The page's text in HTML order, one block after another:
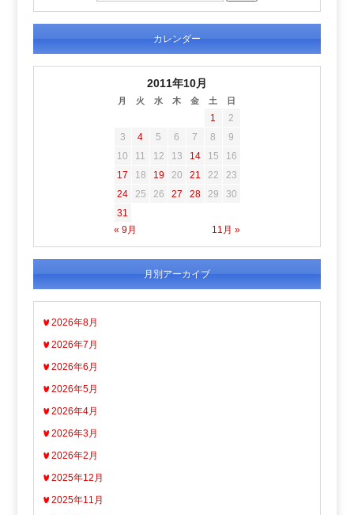
カレンダー
2011年10月
月 火 水 木 金 土 日
« 9月 11月 »
1
2
3
4 5 6 7 8
9
10
11 12 13 14 15
16
17
18 19 20 21 22
23
24
25 26 27 28 29
30
31
月別アーカイブ
2026年8月
2026年7月
2026年6月
2026年5月
2026年4月
2026年3月
2026年2月
2025年12月
2025年11月